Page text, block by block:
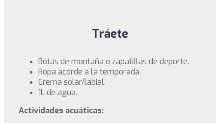
Tráete
Botas de montaña o zapatillas de deporte.
Ropa acorde a la temporada.
Crema solar/labial.
1L de agua.
Actividades acuáticas: